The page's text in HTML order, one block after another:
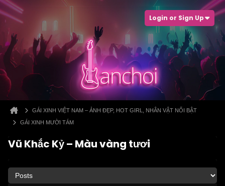
Login or Sign Up
GÁI XINH VIỆT NAM – ẢNH ĐẸP, HOT GIRL, NHÂN VẬT NỔI BẬT
GÁI XINH MƯỜI TÁM
Vũ Khắc Kỷ – Màu vàng tươi